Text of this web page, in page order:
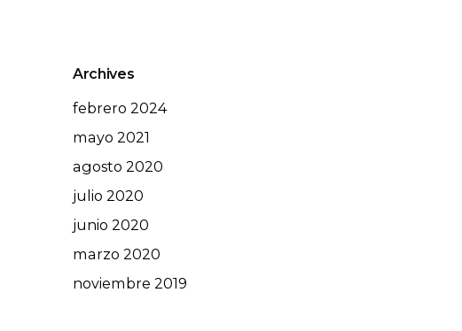
Archives
febrero 2024
mayo 2021
agosto 2020
julio 2020
junio 2020
marzo 2020
noviembre 2019